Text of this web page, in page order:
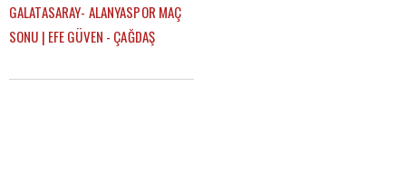
GALATASARAY- ALANYASPOR MAÇ
SONU | EFE GÜVEN - ÇAĞDAŞ